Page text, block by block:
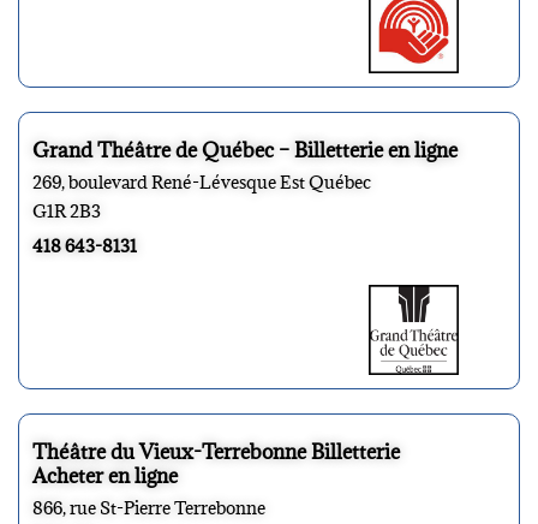
Grand Théâtre de Québec – Billetterie en ligne
269, boulevard René-Lévesque Est Québec
G1R 2B3
418 643-8131
Théâtre du Vieux-Terrebonne Billetterie
Acheter en ligne
866, rue St-Pierre Terrebonne